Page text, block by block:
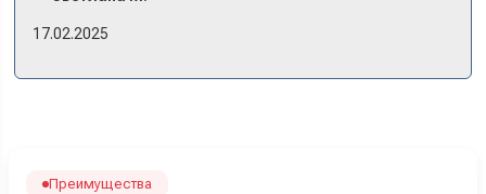
же день купили машину! Неожиданно, но довольны! Все
менеджеру Сергею, профессионал своего дела!
17.02.2025
Преимущества